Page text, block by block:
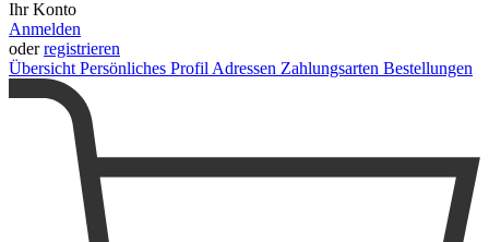
Ihr Konto
Anmelden
oderregistrieren
Übersicht Persönliches Profil Adressen Zahlungsarten Bestellungen